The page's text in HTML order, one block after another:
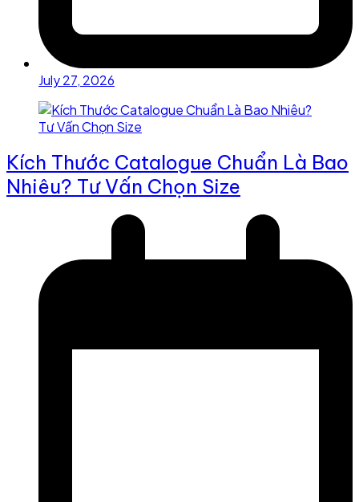
July 27, 2026
Kích Thước Catalogue Chuẩn Là Bao
Nhiêu? Tư Vấn Chọn Size